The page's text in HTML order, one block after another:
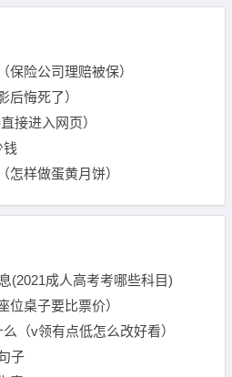
保险公司理赔被保）
后悔死了）
接进入网页）
钱
怎样做蛋黄月饼）
(2021成人高考考哪些科目)
位桌子要比票价）
（v领有点低怎么改好看）
子